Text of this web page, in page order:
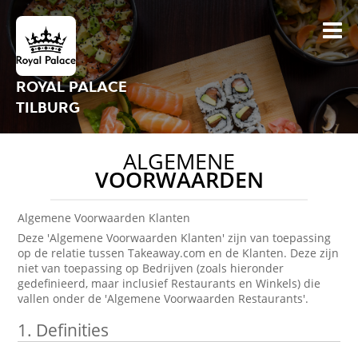
ROYAL PALACE
TILBURG
ALGEMENE
VOORWAARDEN
Algemene Voorwaarden Klanten
Deze 'Algemene Voorwaarden Klanten' zijn van toepassing
op de relatie tussen Takeaway.com en de Klanten. Deze zijn
niet van toepassing op Bedrijven (zoals hieronder
gedefinieerd, maar inclusief Restaurants en Winkels) die
vallen onder de 'Algemene Voorwaarden Restaurants'.
1. Definities